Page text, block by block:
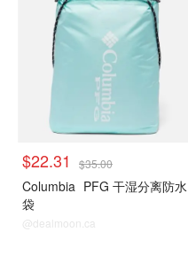
$22.31 $35.00
Columbia PFG 干湿分离防水
袋
@dealmoon.ca